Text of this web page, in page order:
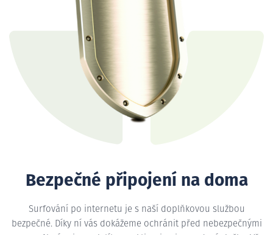
Bezpečné připojení na doma
Surfování po internetu je s naší doplňkovou službou
bezpečné. Díky ní vás dokážeme ochránit před nebezpečnými